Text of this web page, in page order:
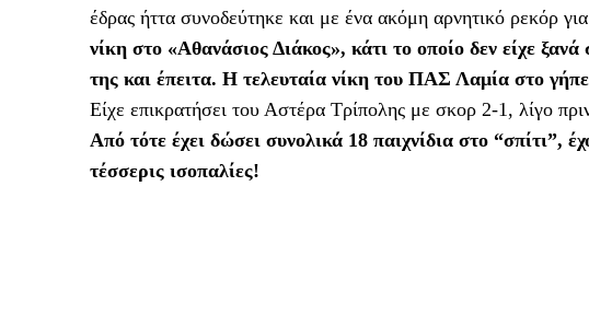
έδρας ήττα συνοδεύτηκε και με ένα ακόμη αρνητικό ρεκόρ
νίκη στο «Αθανάσιος Διάκος», κάτι το οποίο δεν είχε
της και έπειτα. Η τελευταία νίκη του ΠΑΣ Λαμία στο
Είχε επικρατήσει του Αστέρα Τρίπολης με σκορ 2-1, λίγο
Από τότε έχει δώσει συνολικά 18 παιχνίδια στο “σπίτι”,
τέσσερις ισοπαλίες!